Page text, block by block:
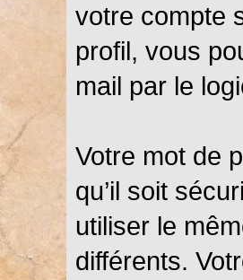
votre compte
profil, vous
mail par le
Votre mot de
qu’il soit
utiliser le
différents.